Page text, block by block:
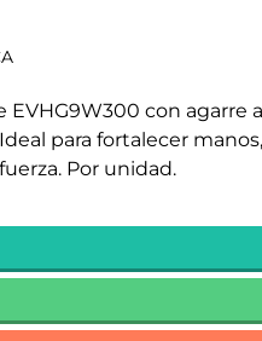
EVHG9W300 con agarre
para fortalecer
Por unidad.